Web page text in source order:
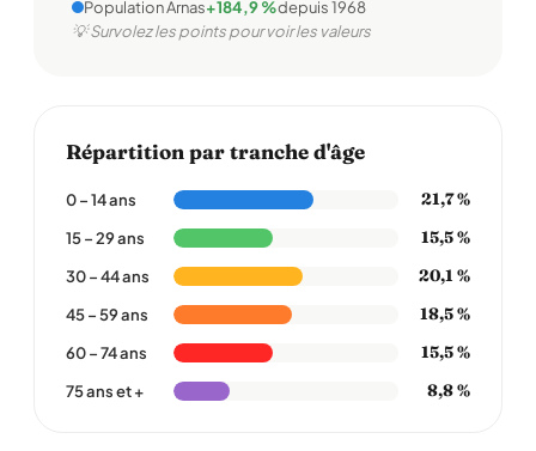
Population Arnas+184,9 %depuis 1968
💡 Survolez les points pour voir les valeurs
Répartition par tranche d'âge
0 – 14 ans 21,7 %
15 – 29 ans 15,5 %
30 – 44 ans 20,1 %
45 – 59 ans 18,5 %
60 – 74 ans 15,5 %
75 ans et + 8,8 %